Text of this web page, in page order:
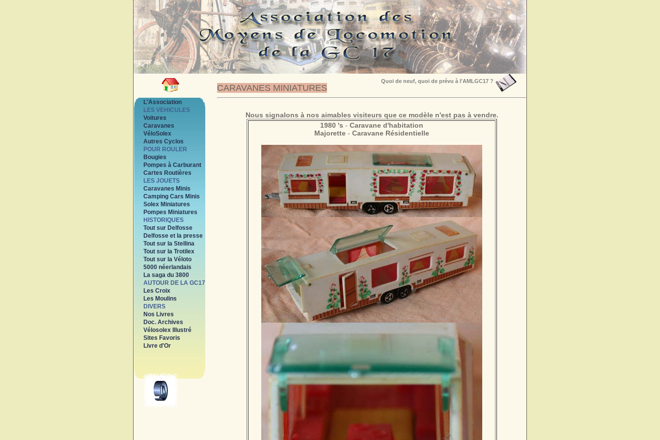
CARAVANES MINIATURES
Quoi de neuf, quoi de prévu à l'AMLGC17 ?
L'Association
LES VEHICULES
Voitures
Caravanes
VéloSolex
Autres Cyclos
POUR ROULER
Bougies
Pompes à Carburant
Cartes Routières
LES JOUETS
Caravanes Minis
Camping Cars Minis
Solex Miniatures
Pompes Miniatures
HISTORIQUES
Tout sur Delfosse
Delfosse et la presse
Tout sur la Stellina
Tout sur la Trotilex
Tout sur la Véloto
5000 néerlandais
La saga du 3800
AUTOUR DE LA GC17
Les Croix
Les Moulins
DIVERS
Nos Livres
Doc. Archives
Vélosolex Illustré
Sites Favoris
Livre d'Or
Nous signalons à nos aimables visiteurs que ce modèle n'est pas à vendre.
1980 's - Caravane d'habitation
Majorette - Caravane Résidentielle